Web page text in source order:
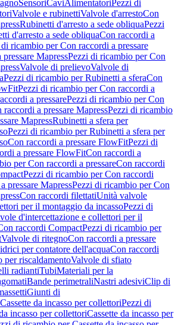
SensoriCaviAlimentatori Pezzi di
Valvole e rubinettiValvole d'arrestoCon
Rubinetti d'arresto a sede obliquaPezzi
d'arresto a sede obliquaCon raccordi a
ricambio per Con raccordi a pressare
MapressPezzi di ricambio per Con
Valvole di prelievoValvole di
Pezzi di ricambio per Rubinetti a sferaCon
Pezzi di ricambio per Con raccordi a
a pressarePezzi di ricambio per Con
raccordi a pressare MapressPezzi di ricambio
MapressRubinetti a sfera per
Pezzi di ricambio per Rubinetti a sfera per
Con raccordi a pressare FlowFitPezzi di
a pressare FlowFitCon raccordi a
per Con raccordi a pressareCon raccordi
Pezzi di ricambio per Con raccordi
pressare MapressPezzi di ricambio per Con
Con raccordi filettatiUnità valvole
per il montaggio da incassoPezzi di
d'intercettazione e collettori per il
raccordi CompactPezzi di ricambio per
Valvole di ritegnoCon raccordi a pressare
per contatore dell'acquaCon raccordi
per riscaldamentoValvole di sfiato
radiantiTubiMateriali per la
Bande perimetraliNastri adesiviClip di
Giunti di
Cassette da incasso per collettoriPezzi di
incasso per collettoriCassette da incasso per